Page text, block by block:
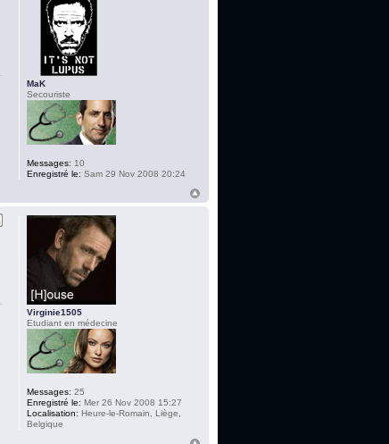
MaK
Secouriste
Messages: 10
Enregistré le: Sam 29 Nov 2008 20:24
Virginie1505
Etudiant en médecine
Messages: 25
Enregistré le: Mer 26 Nov 2008 15:27
Localisation: Heure-le-Romain, Liège,
Belgique